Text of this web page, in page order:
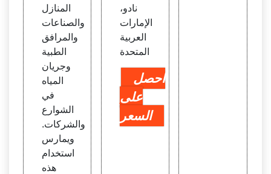
المنازل
والصناعات
والمرافق
الطبية
وجريان
المياه
في
الشوارع
والشركات.
ويمارس
استخدام
هذه
نادو،
الإمارات
العربية
المتحدة
احصل
على
السعر